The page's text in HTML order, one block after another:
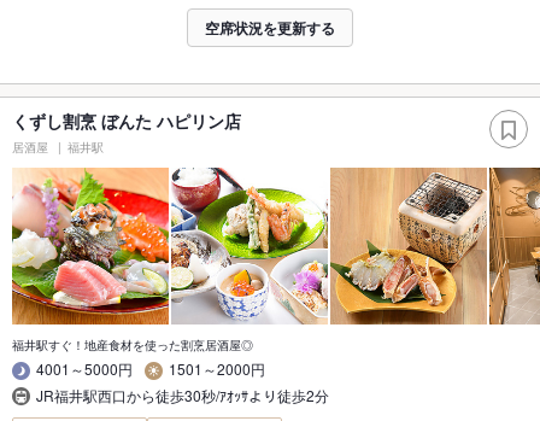
空席状況を更新する
くずし割烹 ぼんた ハピリン店
居酒屋 福井駅
福井駅すぐ！地産食材を使った割烹居酒屋◎
4001～5000円
1501～2000円
JR福井駅西口から徒歩30秒/ｱｵｯｻより徒歩2分